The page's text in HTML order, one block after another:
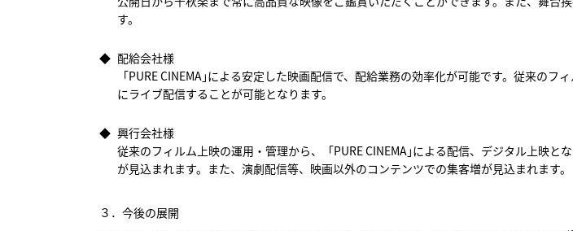
す。
◆ 配給会社様
「PURE CINEMA｣による安定した映画配信で、配給業務の効率化が可能です。従来の
にライブ配信することが可能となります。
◆ 興行会社様
従来のフィルム上映の運用・管理から、「PURE CINEMA｣による配信、デジタル上映
が見込まれます。また、演劇配信等、映画以外のコンテンツでの集客増が見込まれます。
３．今後の展開